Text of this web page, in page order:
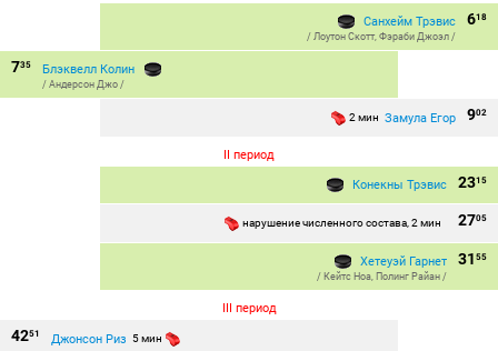
618
Санхейм Трэвис
/ Лоутон Скотт, Фэраби Джоэл /
735 Блэквелл Колин
/ Андерсон Джо /
902
2 мин Замула Егор
II период
2315
Конекны Трэвис
2705
нарушение численного состава, 2 мин
31 55
Хетеуэй Гарнет
/ Кейтс Ноа, Полинг Райан /
III период
4251 Джонсон Риз 5 мин